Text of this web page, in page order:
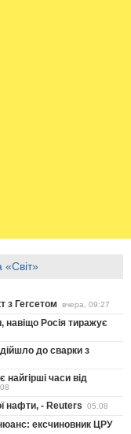
з Гегсетом вчера, 09:27
Росія тиражує
до сварки з
часи від
нафти, - Reuters 05.08
ексчиновник ЦРУ